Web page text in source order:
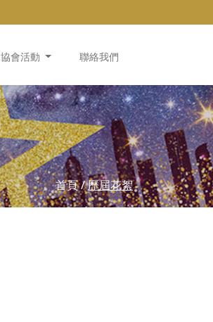
協會活動 聯絡我們
首頁/歷屆花絮